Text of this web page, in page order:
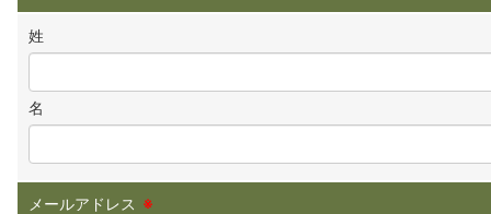
姓
名
メールアドレス ※